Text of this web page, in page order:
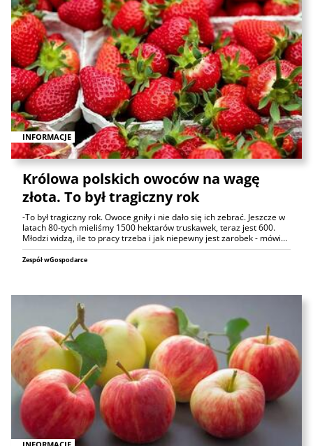
INFORMACJE
Królowa polskich owoców na wagę
złota. To był tragiczny rok
-To był tragiczny rok. Owoce gniły i nie dało się ich zebrać. Jeszcze w
latach 80-tych mieliśmy 1500 hektarów truskawek, teraz jest 600.
Młodzi widzą, ile to pracy trzeba i jak niepewny jest zarobek - mówi…
Zespół wGospodarce